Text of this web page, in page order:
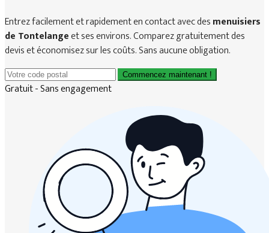
Entrez facilement et rapidement en contact avec desmenuisiers
de Tontelangeet ses environs. Comparez gratuitement des
devis et économisez sur les coûts. Sans aucune obligation.
Commencez maintenant !
Gratuit - Sans engagement